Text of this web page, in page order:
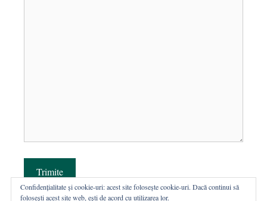
Trimite
Confidențialitate și cookie-uri: acest site folosește cookie-uri. Dacă continui să
folosești acest site web, ești de acord cu utilizarea lor.